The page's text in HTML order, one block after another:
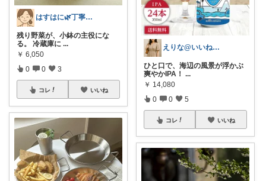
はすはに🌿丁寧な暮らし
残り野菜が、小鉢の主役にな
る。 冷蔵庫に ...
￥ 6,050
0 0 3
コレ いいね
えりな@いいね100%バック💓
ひと口で、海辺の風景が浮かぶ
爽やかIPA！ ...
￥ 14,080
0 0 5
コレ いいね